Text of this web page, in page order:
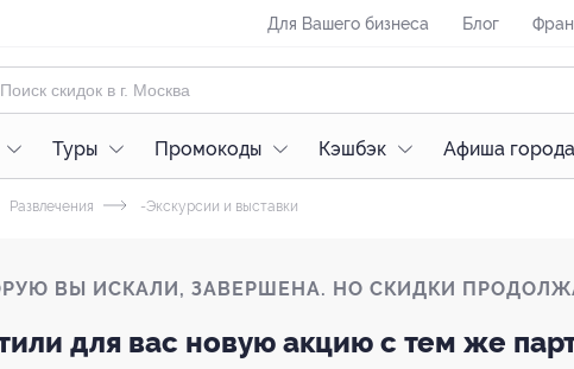
Для Вашего бизнеса Блог
Туры Промокоды Кэшбэк Афиша города
Развлечения -Экскурсии и выставки
ВЫ ИСКАЛИ, ЗАВЕРШЕНА. НО СКИДКИ
для вас новую акцию с тем же